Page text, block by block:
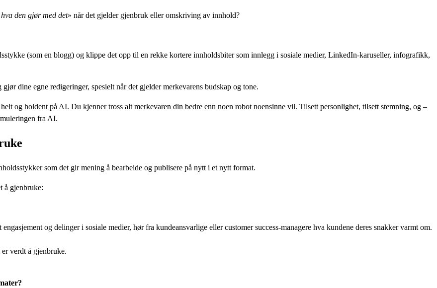
den gjør med det» når det gjelder gjenbruk eller omskriving av innhold?
(som en blogg) og klippe det opp til en rekke kortere innholdsbiter som innlegg i sosiale medier, LinkedIn-karuseller, infografikk,
dine egne redigeringer, spesielt når det gjelder merkevarens budskap og tone.
og holdent på AI. Du kjenner tross alt merkevaren din bedre enn noen robot noensinne vil. Tilsett personlighet, tilsett stemning, og –
fra AI.
som det gir mening å bearbeide og publisere på nytt i et nytt format.
å gjenbruke:
og delinger i sosiale medier, hør fra kundeansvarlige eller customer success-managere hva kundene deres snakker varmt om.
verdt å gjenbruke.